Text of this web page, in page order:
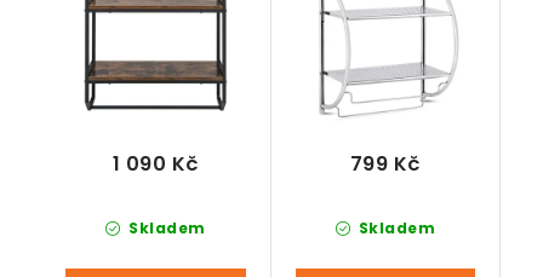
Skladem
1 090 Kč
Skladem
799 Kč